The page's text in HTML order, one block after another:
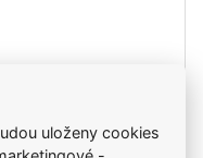
bílkovina z
uloženy cookies